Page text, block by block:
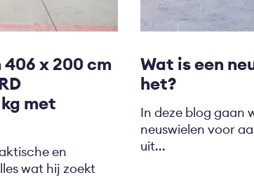
x 200 cm
met
en
wat hij zoekt
Wat is een
het?
In deze blog gaan
neuswielen voor
uit...